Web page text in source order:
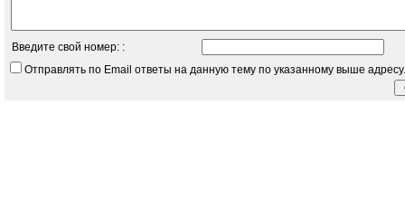
Введите свой номер: :
Отправлять по Email ответы на данную тему по указанному выше адресу.